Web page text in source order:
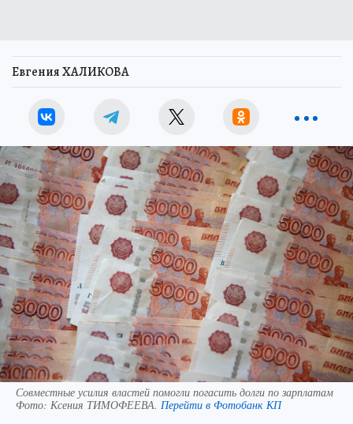
Евгения ХАЛИКОВА
Совместные усилия властей помогли погасить долги по зарплатам
Фото: Ксения ТИМОФЕЕВА. Перейти в Фотобанк КП